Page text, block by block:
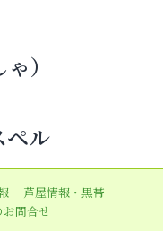
）
ペル
芦屋情報・黒帯
問合せ